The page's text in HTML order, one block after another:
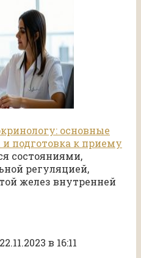
основные
подготовка к приему
состояниями,
регуляцией,
желез внутренней
22.11.2023 в 16:11